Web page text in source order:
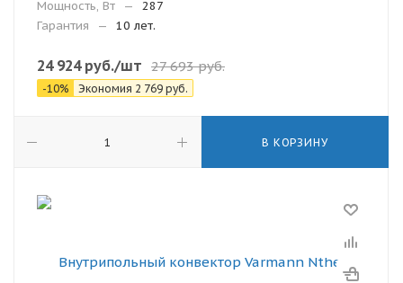
Мощность, Вт
—
287
Гарантия
— 10 лет.
24 924руб./шт 27 693руб.
-10% Экономия 2 769 руб.
В КОРЗИНУ